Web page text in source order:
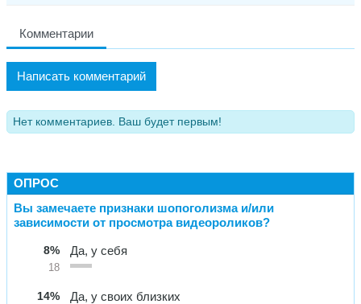
Комментарии
Написать комментарий
Нет комментариев. Ваш будет первым!
ОПРОС
Вы замечаете признаки шопоголизма и/или
зависимости от просмотра видеороликов?
8%
18
Да, у себя
14% Да, у своих близких